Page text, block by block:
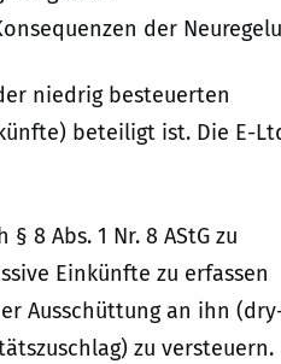
der
niedrig besteuerten
beteiligt ist. Die E-
8 Abs. 1 Nr. 8 AStG zu
Einkünfte zu erfassen
Ausschüttung an ihn
zu versteuern.